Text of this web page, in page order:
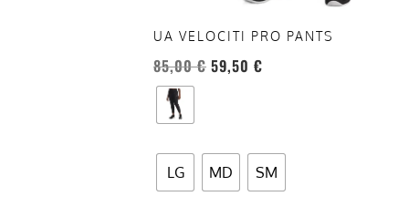
UA VELOCITI PRO PANTS
85,00€ 59,50 €
LG MD SM
del
prodotto